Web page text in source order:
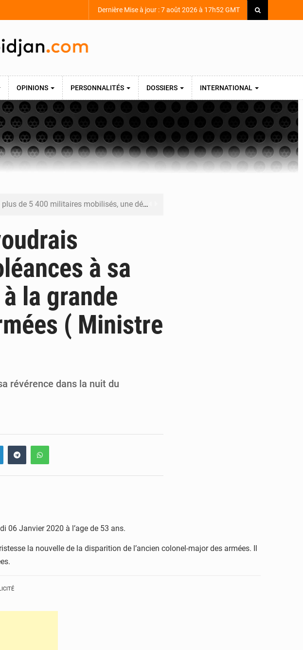
Dernière Mise à jour : 7 août 2026 à 17h52 GMT
OPINIONS PERSONNALITÉS DOSSIERS INTERNATIONAL
mobilisés, une démonstration de force de l’armée ivoirienne à Yopougon
du message à la Nation du président Alassane Ouattara
de la Section de recherches de la gendarmerie après une activité sportive
conteste l’ancienneté de Tidjane Thiam au Bureau politique
à sa
la grande
( Ministre
révérence dans la nuit du
06 Janvier 2020 à l’age de 53 ans.
la nouvelle de la disparition de l’ancien colonel-major des armées. Il